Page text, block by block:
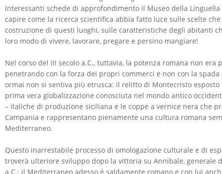
interessanti schede di approfondimento il Museo della
capire come la ricerca scientifica abbia fatto luce sulle scelte
costruzione di questi luoghi, sulle caratteristiche degli abitanti
loro modo di vivere, lavorare, pregare e persino mangiare!
Nel corso del III secolo a.C., tuttavia, la potenza romana non era
penetrando con la forza dei propri commerci e non con la spada
ormai non si sentiva più etrusca: il relitto di Montecristo
prima vera globalizzazione conosciuta nel mondo antico
– italiche di produzione siciliana e le coppe a vernice nera che
Campania e rappresentano pienamente una cultura romana
Mediterraneo.
Questo inarrestabile processo di omologazione culturale e di
troverà ulteriore sviluppo dopo la vittoria su Annibale, generale
a.C.: il Mediterraneo adesso è saldamente romano e con lui